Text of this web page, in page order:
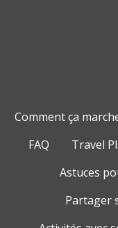
Comment ça
FAQ
Travel
Astuces
Partager